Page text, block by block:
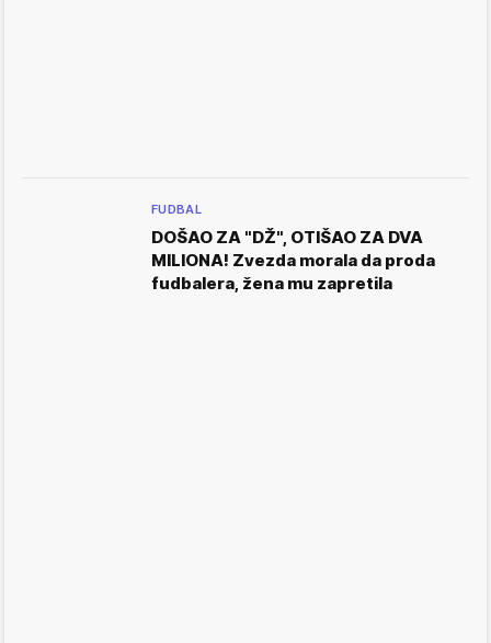
FUDBAL
DOŠAO ZA "DŽ", OTIŠAO ZA DVA
MILIONA! Zvezda morala da proda
fudbalera, žena mu zapretila